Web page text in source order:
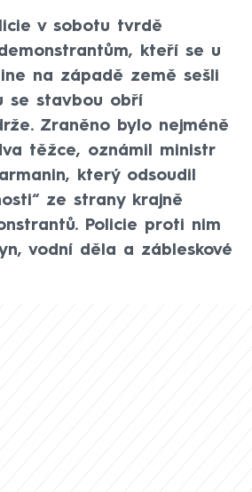
v sobotu tvrdě
kteří se u
na západě země sešli
se stavbou obří
Zraněno bylo nejméně
těžce, oznámil ministr
který odsoudil
ze strany krajně
Policie proti nim
vodní děla a zábleskové